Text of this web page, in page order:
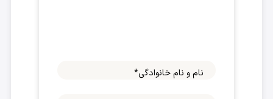
نام و نام خانوادگی*